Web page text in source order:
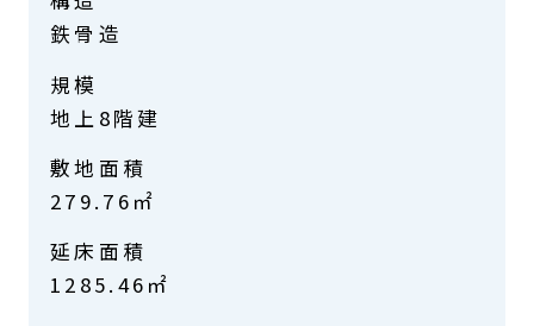
鉄骨造
規模
地上8階建
敷地面積
279.76㎡
延床面積
1285.46㎡